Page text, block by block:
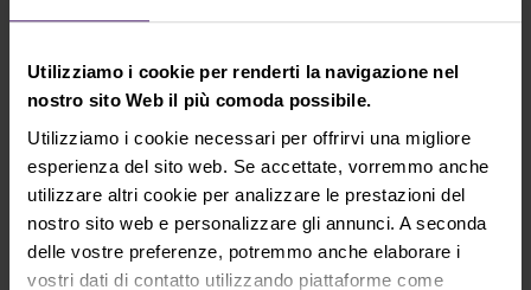
Utilizziamo i cookie per renderti la navigazione nel
nostro sito Web il più comoda possibile.
Utilizziamo i cookie necessari per offrirvi una migliore
esperienza del sito web. Se accettate, vorremmo anche
utilizzare altri cookie per analizzare le prestazioni del
nostro sito web e personalizzare gli annunci. A seconda
delle vostre preferenze, potremmo anche elaborare i
vostri dati di contatto utilizzando piattaforme come
Figura 4: La coppia EUR/USD sul grafico H4 e
giornaliero